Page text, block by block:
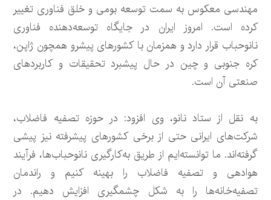
مهندسی معکوس به سمت توسعه بومی و خلق فناوری تغییر
کرده است. امروز ایران در جایگاه توسعه‌دهنده فناوری
نانوحباب قرار دارد و همزمان با کشورهای پیشرو همچون ژاپن،
کره جنوبی و چین در حال پیشبرد تحقیقات و کاربردهای
صنعتی آن است.
به نقل از ستاد نانو، وی افزود: در حوزه تصفیه فاضلاب،
شرکت‌های ایرانی حتی از برخی کشورهای پیشرفته نیز پیشی
گرفته‌اند. ما توانسته‌ایم از طریق به‌کارگیری نانوحباب‌ها، فرآیند
هوادهی و تصفیه فاضلاب را بهینه کنیم و راندمان
تصفیه‌خانه‌ها را به شکل چشمگیری افزایش دهیم. در